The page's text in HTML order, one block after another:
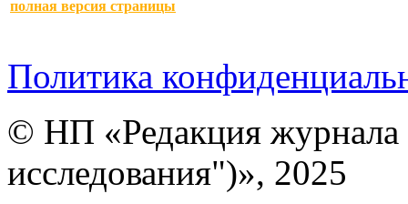
полная версия страницы
Политика
© НП «Редакция
исследования")», 2025